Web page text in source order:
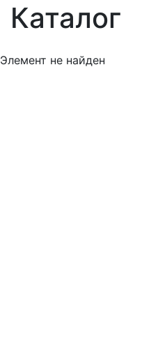
Каталог
Элемент не найден